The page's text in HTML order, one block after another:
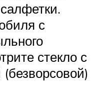
с
стекло с